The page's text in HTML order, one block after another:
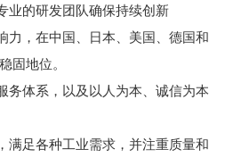
业的研发团队确保持续创新
力，在中国、日本、美国、德国和
固地位。
务体系，以及以人为本、诚信为本
满足各种工业需求，并注重质量和